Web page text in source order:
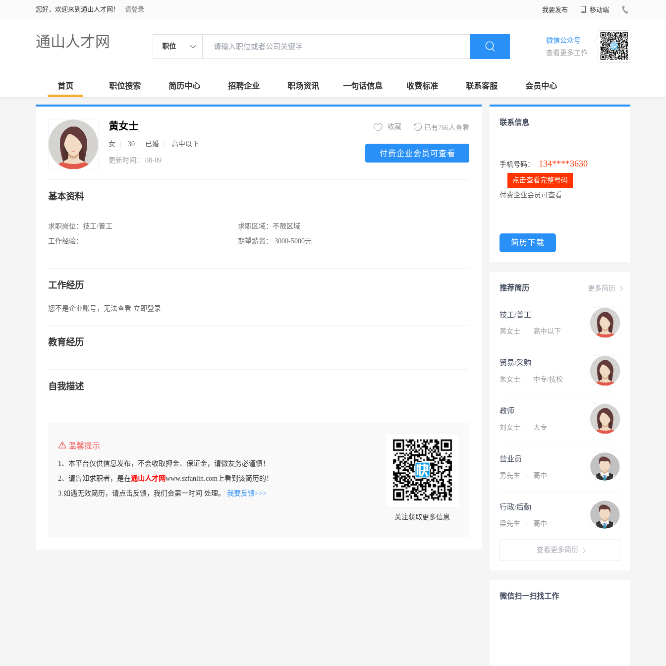
您好，欢迎来到通山人才网！ 请登录 我要发布 移动端
通山人才网 职位
微信公众号
查看更多工作
首页 职位搜索 简历中心 招聘企业 职场资讯 一句话信息 收费标准 联系客服 会员中心
黄女士
女 30 已婚 高中以下
更新时间： 08-09
已有766人查看
收藏
付费企业会员可查看
基本资料
求职岗位： 技工/普工
工作经验：
求职区域： 不限区域
期望薪资：
3000-5000元
工作经历
您不是企业账号，无法查看 立即登录
教育经历
自我描述
温馨提示
1、本平台仅供信息发布，不会收取押金、保证金，请微友务必谨慎！
2、请告知求职者，是在通山人才网www.szfanlin.com上看到该简历的！
3.如遇无效简历，请点击反馈，我们会第一时间 处理。 我要反馈>>>
关注获取更多信息
联系信息
手机号码： 134****3630
点击查看完整号码
付费企业会员可查看
简历下载
更多简历
推荐简历
技工/普工
黄女士 · 高中以下
贸易/采购
朱女士 · 中专/技校
教师
刘女士 · 大专
营业员
男先生 · 高中
行政/后勤
梁先生 · 高中
查看更多简历
微信扫一扫找工作